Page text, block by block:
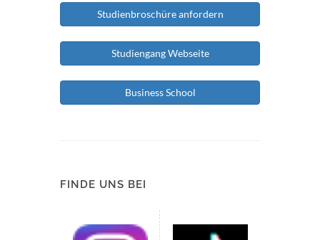
Studienbroschüre anfordern
Studiengang Webseite
Business School
FINDE UNS BEI